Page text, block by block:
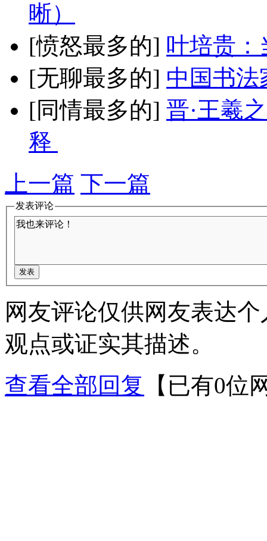
晰）
[愤怒最多的] 叶培贵：
[无聊最多的] 中国书法
[同情最多的] 晋·王羲
释
上一篇 下一篇
发表评论
网友评论仅供网友表达
观点或证实其描述。
查看全部回复
【已有0位